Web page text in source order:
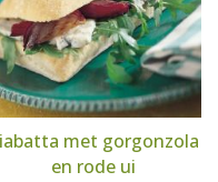
met gorgonzola
en rode ui